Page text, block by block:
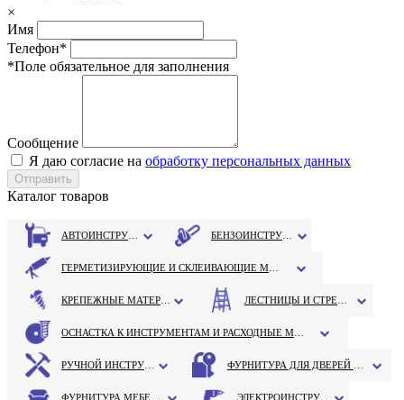
×
Имя
Телефон*
*Поле обязательное для заполнения
Сообщение
Я даю согласие на обработку персональных данных
Каталог товаров